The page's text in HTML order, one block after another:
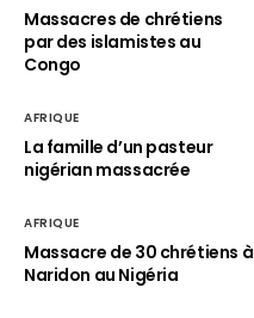
Massacres de chrétiens
par des islamistes au
Congo
AFRIQUE
La famille d’un pasteur
nigérian massacrée
AFRIQUE
Massacre de 30 chrétiens à
Naridon au Nigéria